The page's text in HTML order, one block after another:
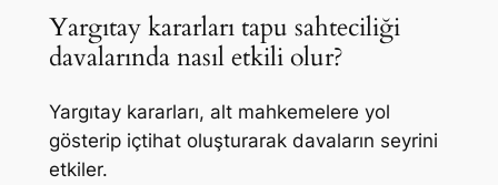
Yargıtay kararları tapu sahteciliği
davalarında nasıl etkili olur?
Yargıtay kararları, alt mahkemelere yol
gösterip içtihat oluşturarak davaların seyrini
etkiler.